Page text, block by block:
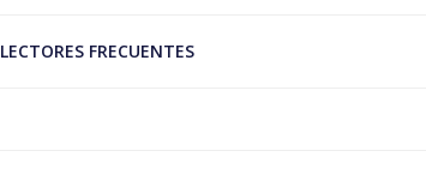
LECTORES FRECUENTES